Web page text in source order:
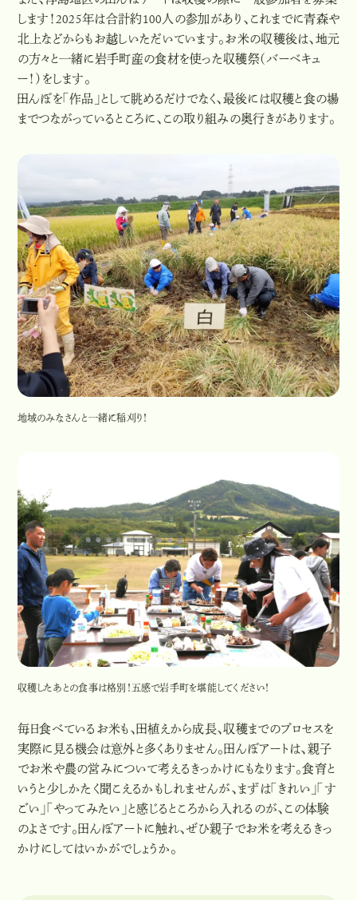
します！2025年は合計約100人の参加があり、これまでに青森や
北上などからもお越しいただいています。お米の収穫後は、地元
の方々と一緒に岩手町産の食材を使った収穫祭（バーベキュ
ー！）をします。
田んぼを「作品」として眺めるだけでなく、最後には収穫と食の場
までつながっているところに、この取り組みの奥行きがあります。
地域のみなさんと一緒に稲刈り！
収穫したあとの食事は格別！五感で岩手町を堪能してください！
毎日食べているお米も、田植えから成長、収穫までのプロセスを
実際に見る機会は意外と多くありません。田んぼアートは、親子
でお米や農の営みについて考えるきっかけにもなります。食育と
いうと少しかたく聞こえるかもしれませんが、まずは「きれい」「す
ごい」「やってみたい」と感じるところから入れるのが、この体験
のよさです。田んぼアートに触れ、ぜひ親子でお米を考えるきっ
かけにしてはいかがでしょうか。